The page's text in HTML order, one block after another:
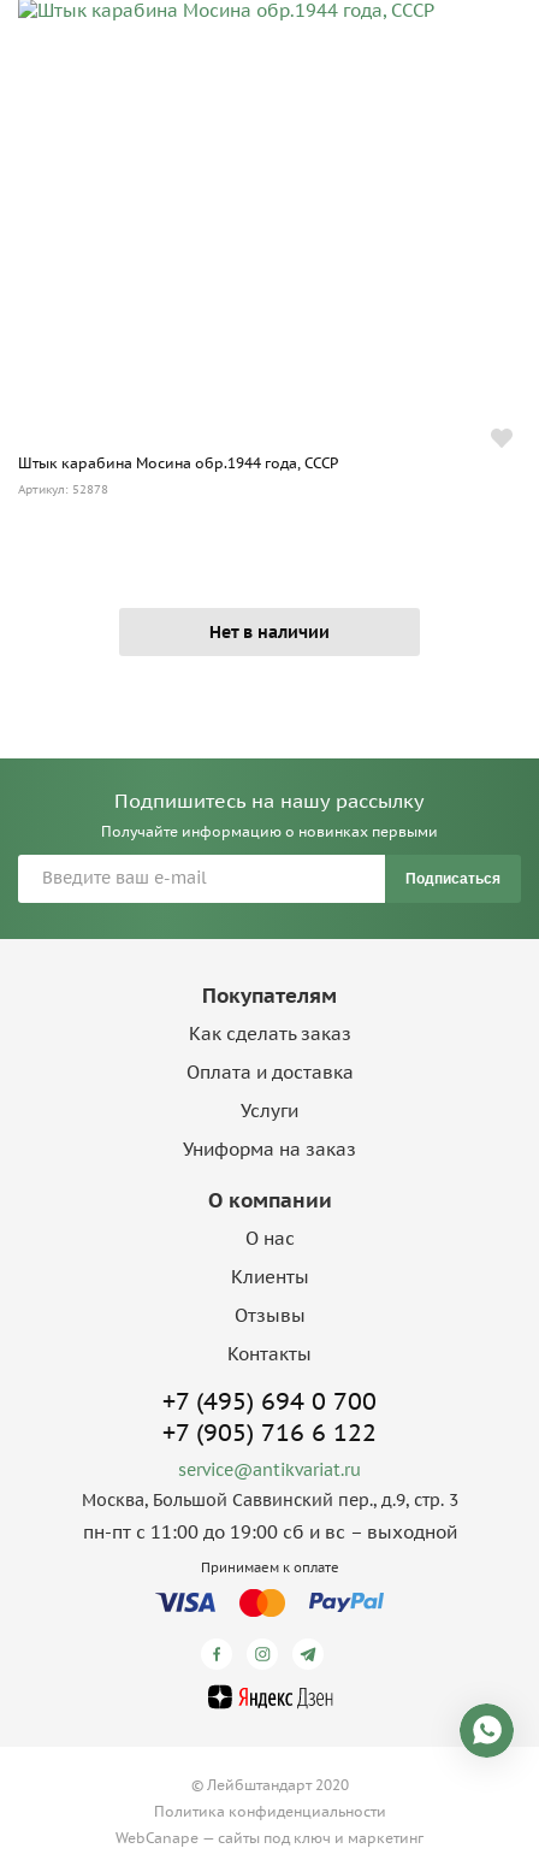
Штык карабина Мосина обр.1944 года, СССР
Артикул: 52878
Нет в наличии
Подпишитесь на нашу рассылку
Получайте информацию о новинках первыми
Подписаться
Покупателям
Как сделать заказ
Оплата и доставка
Услуги
Униформа на заказ
О компании
О нас
Клиенты
Отзывы
Контакты
+7 (495) 694 0 700
+7 (905) 716 6 122
service@antikvariat.ru
Москва, Большой Саввинский пер., д.9, стр. 3
пн-пт с 11:00 до 19:00 сб и вс – выходной
Принимаем к оплате
© Лейбштандарт 2020
Политика конфиденциальности
WebCanape — сайты под ключ и маркетинг